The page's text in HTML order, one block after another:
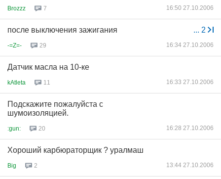
Brozzz 7 16:50 27.10.2006
... 2
после выключения зажигания
-=Z=- 29 16:34 27.10.2006
Датчик масла на 10-ке
kAtleta 11 16:33 27.10.2006
Подскажите пожалуйста с
шумоизоляцией.
:gun: 20 16:28 27.10.2006
Хороший карбюраторщик ? уралмаш
Big 2 13:44 27.10.2006